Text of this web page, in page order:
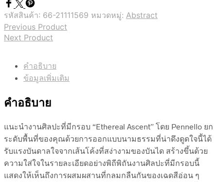
รหัสสินค้า: 66-21111569 หมวดหมู่: Abstract
Previous Product
Next Product
คำอธิบาย
ข้อมูลเพิ่มเติม
คำอธิบาย
แนะนำงานศิลปะที่มีกรอบ “Ethereal Ascent” โดย Pennello ยก
ระดับพื้นที่ของคุณด้วยการออกแบบนามธรรมที่น่าดึงดูดใจนี้ได้
รับแรงบันดาลใจจากเส้นโค้งที่สง่างามของบันได สร้างขึ้นด้วย
ความใส่ใจในรายละเอียดอย่างพิถีพิถันงานศิลปะที่มีกรอบนี้
แสดงให้เห็นถึงการผสมผสานที่กลมกลืนกันของเฉดสีอ่อน ๆ